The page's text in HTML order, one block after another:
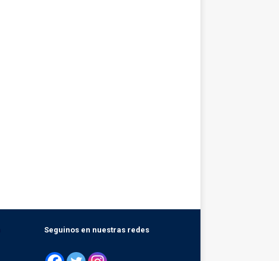
Seguinos en nuestras redes